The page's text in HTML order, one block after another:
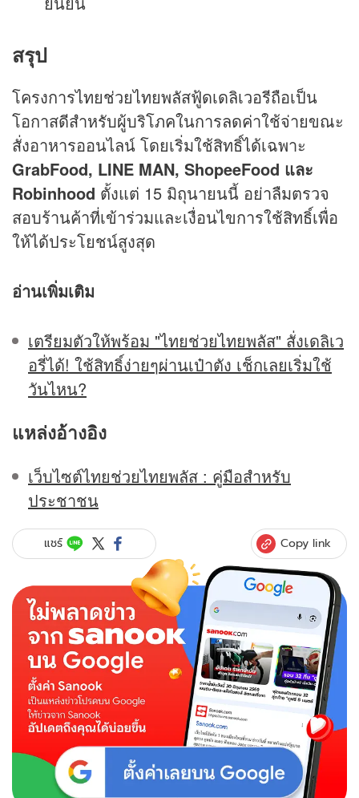
สรุป
โครงการไทยช่วยไทยพลัสฟู้ดเดลิเวอรีถือเป็น
โอกาสดีสำหรับผู้บริโภคในการลดค่าใช้จ่ายขณะ
สั่งอาหารออนไลน์ โดยเริ่มใช้สิทธิ์ได้เฉพาะ
GrabFood, LINE MAN, ShopeeFood และ
Robinhood ตั้งแต่ 15 มิถุนายนนี้ อย่าลืมตรวจ
สอบร้านค้าที่เข้าร่วมและเงื่อนไขการใช้สิทธิ์เพื่อ
ให้ได้ประโยชน์สูงสุด
อ่านเพิ่มเติม
เตรียมตัวให้พร้อม "ไทยช่วยไทยพลัส" สั่งเดลิเว
อรี่ได้! ใช้สิทธิ์ง่ายๆผ่านเป๋าตัง เช็กเลยเริ่มใช้
วันไหน?
แหล่งอ้างอิง
เว็บไซต์ไทยช่วยไทยพลัส : คู่มือสำหรับ
ประชาชน
แชร์ Copy link